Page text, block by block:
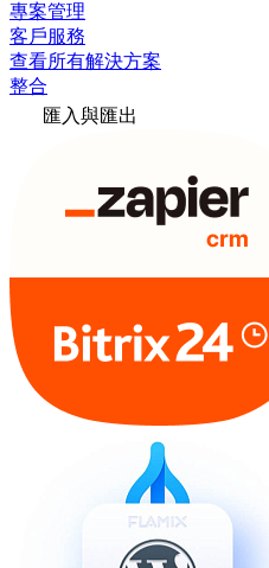
專案管理
客戶服務
查看所有解決方案
整合
匯入與匯出